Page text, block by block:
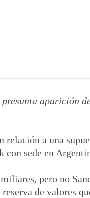
aparición
a una
con sede en
pero no
de valores